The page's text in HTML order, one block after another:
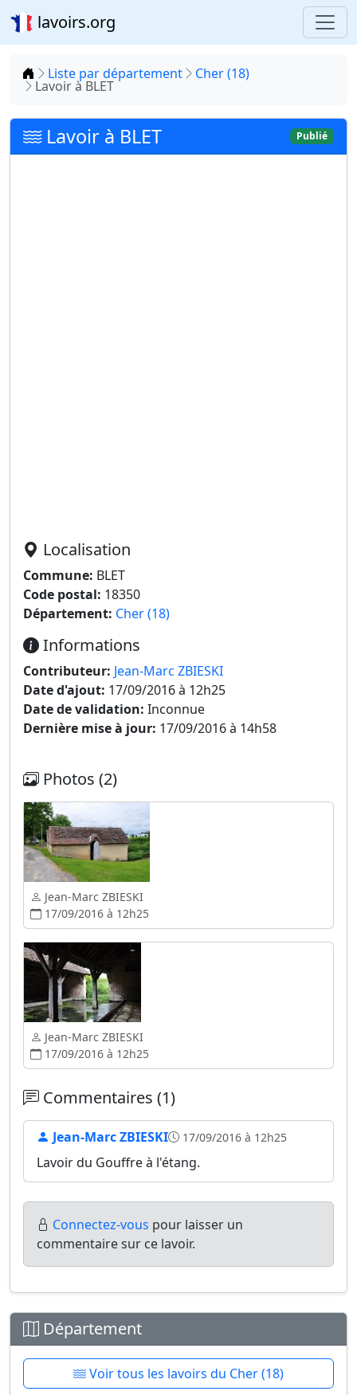
lavoirs.org
Accueil
Liste par département Cher (18)
Lavoir à BLET
Lavoir à BLET Publié
Localisation
Commune: BLET
Code postal: 18350
Département: Cher (18)
Informations
Contributeur: Jean-Marc ZBIESKI
Date d'ajout: 17/09/2016 à 12h25
Date de validation: Inconnue
Dernière mise à jour: 17/09/2016 à 14h58
Photos (2)
Jean-Marc ZBIESKI
17/09/2016 à 12h25
Jean-Marc ZBIESKI
17/09/2016 à 12h25
Commentaires (1)
Jean-Marc ZBIESKI 17/09/2016 à 12h25
Lavoir du Gouffre à l'étang.
Connectez-vous pour laisser un
commentaire sur ce lavoir.
Département
Voir tous les lavoirs du Cher (18)